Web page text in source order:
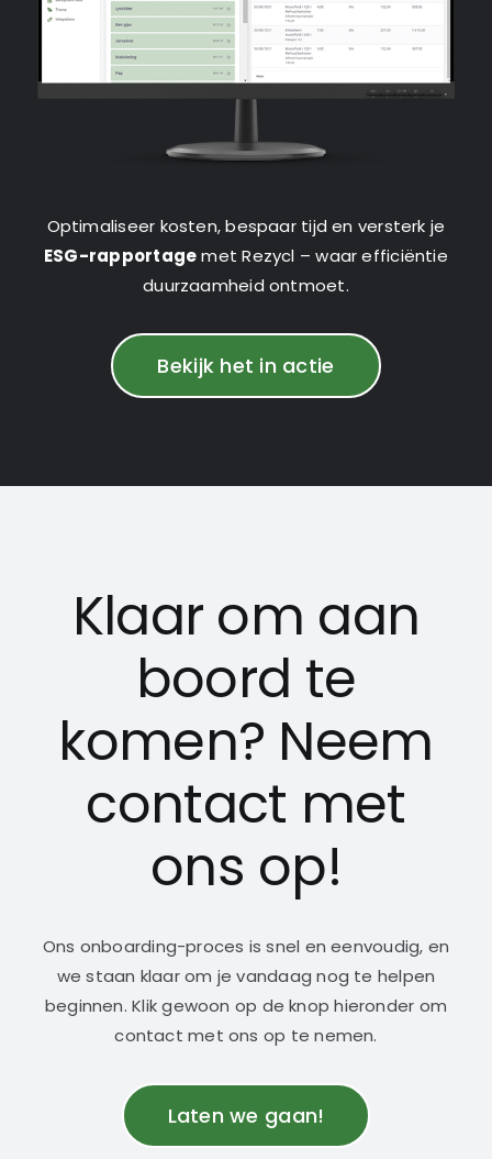
Optimaliseer kosten, bespaar tijd en versterk je
ESG-rapportagemet Rezycl – waar efficiëntie
duurzaamheid ontmoet.
Bekijk het in actie
Klaar om aan
boord te
komen? Neem
contact met
ons op!
Ons onboarding-proces is snel en eenvoudig, en
we staan klaar om je vandaag nog te helpen
beginnen. Klik gewoon op de knop hieronder om
contact met ons op te nemen.
Laten we gaan!